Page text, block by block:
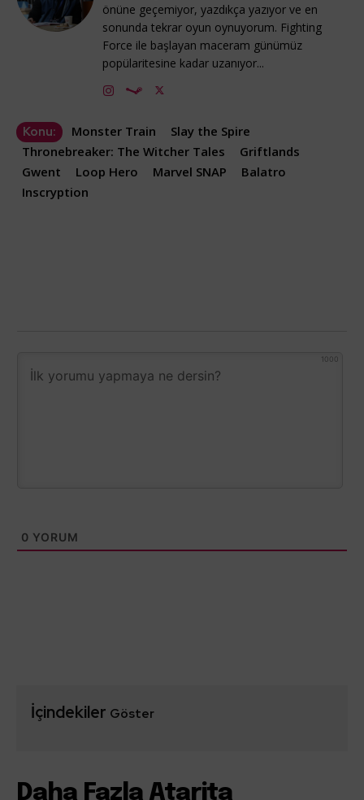
önüne geçemiyor, yazdıkça yazıyor ve en
sonunda tekrar oyun oynuyorum. Fighting
Force ile başlayan maceram günümüz
popülaritesine kadar uzanıyor...
Konu: Monster Train
Slay the Spire
Thronebreaker: The Witcher Tales
Griftlands
Gwent
Loop Hero Marvel SNAP
Balatro
Inscryption
1000
0 YORUM
İçindekiler Göster
Daha Fazla Atarita